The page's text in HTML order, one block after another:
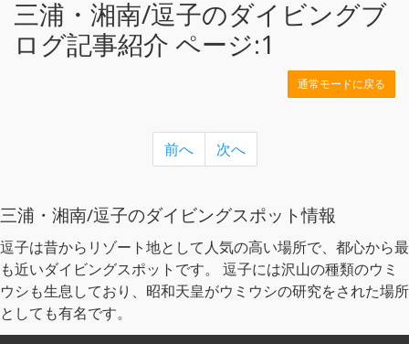
三浦・湘南/逗子のダイビングブ
ログ記事紹介 ページ:1
通常モードに戻る
前へ 次へ
三浦・湘南/逗子のダイビングスポット情報
逗子は昔からリゾート地として人気の高い場所で、都心から最
も近いダイビングスポットです。 逗子には沢山の種類のウミ
ウシも生息しており、昭和天皇がウミウシの研究をされた場所
としても有名です。